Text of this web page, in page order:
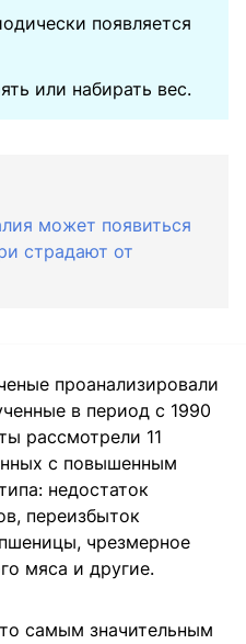
появляется
или набирать вес.
может появиться
страдают от
проанализировали
в период с 1990
рассмотрели 11
с повышенным
недостаток
переизбыток
чрезмерное
мяса и другие.
самым значительным